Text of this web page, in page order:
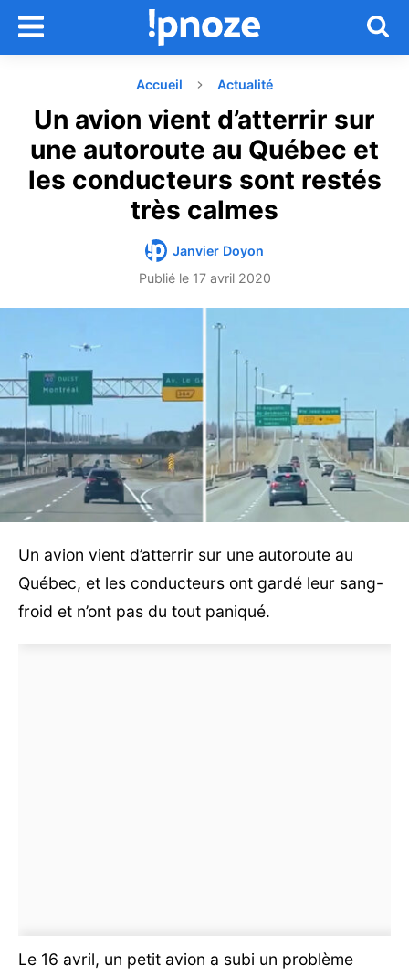
Accueil Actualité
Un avion vient d’atterrir sur
une autoroute au Québec et
les conducteurs sont restés
très calmes
Janvier Doyon
Publié le 17 avril 2020
Un avion vient d’atterrir sur une autoroute au
Québec, et les conducteurs ont gardé leur sang-
froid et n’ont pas du tout paniqué.
Le 16 avril, un petit avion a subi un problème